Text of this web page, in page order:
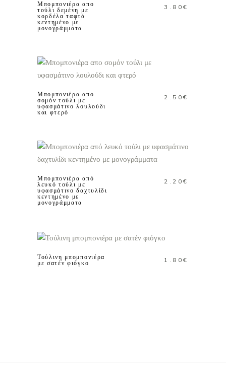
Μπομπονιέρα απο
τούλι δεμένη με
κορδέλα ταφτά
κεντημένο με
μονογράμματα
3.80€
ΠΡΟΣΘΗΚΗ ΣΤΟ
Μπομπονιέρα απο
σομόν τούλι με
υφασμάτινο λουλούδι
και φτερό
2.50€
ΠΡΟΣΘΗΚΗ ΣΤΟ
Μπομπονιέρα από
λευκό τούλι με
υφασμάτινο δαχτυλίδι
κεντημένο με
μονογράμματα
2.20€
Τούλινη μπομπονιέρα
με σατέν φιόγκο
1.80€